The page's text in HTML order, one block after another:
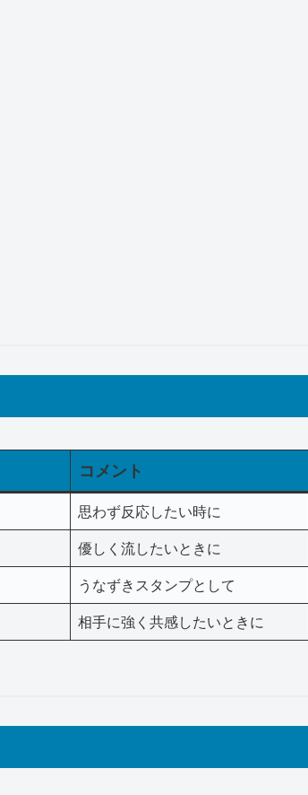
コメント
思わず反応したい時に
優しく流したいときに
うなずきスタンプとして
相手に強く共感したいときに